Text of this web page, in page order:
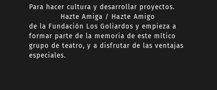
Para hacer cultura y desarrollar proyectos.
Hazte Amiga / Hazte Amigo
de la Fundación Los Goliardos y empieza a
formar parte de la memoria de este mítico
grupo de teatro, y a disfrutar de las ventajas
especiales.